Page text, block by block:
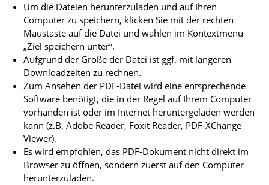
Um die Dateien herunterzuladen und auf Ihren
Computer zu speichern, klicken Sie mit der rechten
Maustaste auf die Datei und wählen im Kontextmenü
„Ziel speichern unter“.
Aufgrund der Größe der Datei ist ggf. mit längeren
Downloadzeiten zu rechnen.
Zum Ansehen der PDF-Datei wird eine entsprechende
Software benötigt, die in der Regel auf Ihrem Computer
vorhanden ist oder im Internet heruntergeladen werden
kann (z.B. Adobe Reader, Foxit Reader, PDF-XChange
Viewer).
Es wird empfohlen, das PDF-Dokument nicht direkt im
Browser zu öffnen, sondern zuerst auf den Computer
herunterzuladen.